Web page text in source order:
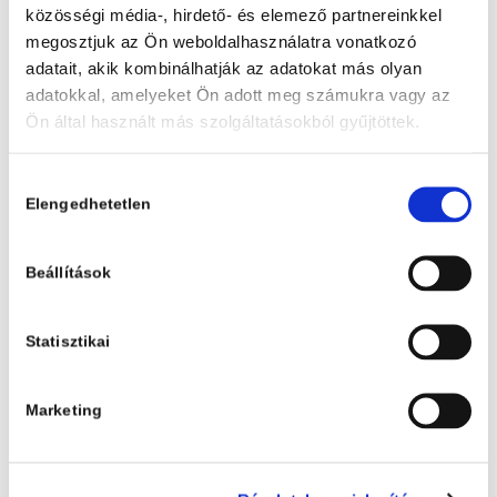
közösségi média-, hirdető- és elemező partnereinkkel
megosztjuk az Ön weboldalhasználatra vonatkozó
adatait, akik kombinálhatják az adatokat más olyan
adatokkal, amelyeket Ön adott meg számukra vagy az
Ön által használt más szolgáltatásokból gyűjtöttek.
kiválasztása
Elengedhetetlen
Beállítások
Statisztikai
Marketing
KOSÁRBA
Iratkozz fel hírlevelünkre és mi
azonnali kedvezményt küldünk
neked vásárlásodhoz, valamint